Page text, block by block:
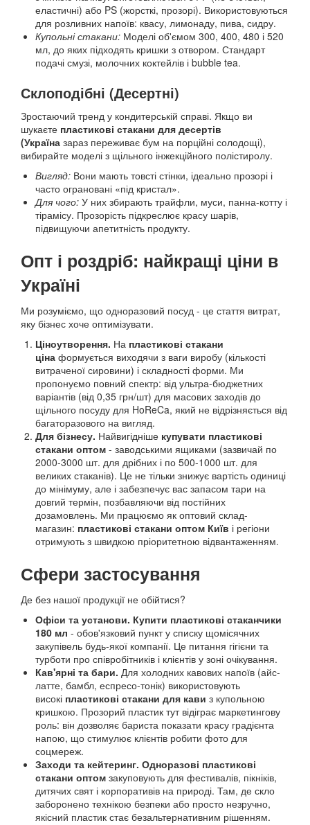
еластичні) або PS (жорсткі, прозорі). Використовуються
для розливних напоїв: квасу, лимонаду, пива, сидру.
Купольні стакани: Моделі об'ємом 300, 400, 480 і 520
мл, до яких підходять кришки з отвором. Стандарт
подачі смузі, молочних коктейлів і bubble tea.
Склоподібні (Десертні)
Зростаючий тренд у кондитерській справі. Якщо ви
шукаєте пластикові стакани для десертів
(Україна зараз переживає бум на порційні солодощі),
вибирайте моделі з щільного інжекційного полістиролу.
Вигляд: Вони мають товсті стінки, ідеально прозорі і
часто ограновані «під кристал».
Для чого: У них збирають трайфли, муси, панна-котту і
тірамісу. Прозорість підкреслює красу шарів,
підвищуючи апетитність продукту.
Опт і роздріб: найкращі ціни в
Україні
Ми розуміємо, що одноразовий посуд - це стаття витрат,
яку бізнес хоче оптимізувати.
Ціноутворення. На пластикові стакани
ціна формується виходячи з ваги виробу (кількості
витраченої сировини) і складності форми. Ми
пропонуємо повний спектр: від ультра-бюджетних
варіантів (від 0,35 грн/шт) для масових заходів до
щільного посуду для HoReCa, який не відрізняється від
багаторазового на вигляд.
Для бізнесу. Найвигідніше купувати пластикові
стакани оптом - заводськими ящиками (зазвичай по
2000-3000 шт. для дрібних і по 500-1000 шт. для
великих стаканів). Це не тільки знижує вартість одиниці
до мінімуму, але і забезпечує вас запасом тари на
довгий термін, позбавляючи від постійних
дозамовлень. Ми працюємо як оптовий склад-
магазин: пластикові стакани оптом Київ і регіони
отримують з швидкою пріоритетною відвантаженням.
Сфери застосування
Де без нашої продукції не обійтися?
Офіси та установи. Купити пластикові стаканчики
180 мл - обов'язковий пункт у списку щомісячних
закупівель будь-якої компанії. Це питання гігієни та
турботи про співробітників і клієнтів у зоні очікування.
Кав'ярні та бари. Для холодних кавових напоїв (айс-
латте, бамбл, еспресо-тонік) використовують
високі пластикові стакани для кави з купольною
кришкою. Прозорий пластик тут відіграє маркетингову
роль: він дозволяє бариста показати красу градієнта
напою, що стимулює клієнтів робити фото для
соцмереж.
Заходи та кейтеринг. Одноразові пластикові
стакани оптом закуповують для фестивалів, пікніків,
дитячих свят і корпоративів на природі. Там, де скло
заборонено технікою безпеки або просто незручно,
якісний пластик стає безальтернативним рішенням.